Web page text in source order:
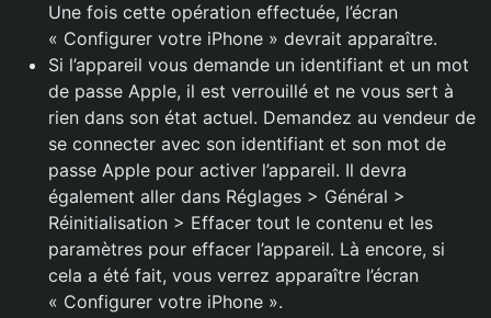
Une fois cette opération effectuée, l’écran
« Configurer votre iPhone » devrait apparaître.
Si l’appareil vous demande un identifiant et un mot
de passe Apple, il est verrouillé et ne vous sert à
rien dans son état actuel. Demandez au vendeur de
se connecter avec son identifiant et son mot de
passe Apple pour activer l’appareil. Il devra
également aller dans Réglages > Général >
Réinitialisation > Effacer tout le contenu et les
paramètres pour effacer l’appareil. Là encore, si
cela a été fait, vous verrez apparaître l’écran
« Configurer votre iPhone ».